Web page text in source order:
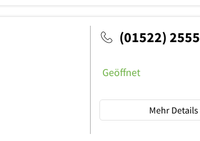
(01522)
Geöffnet
Mehr Details